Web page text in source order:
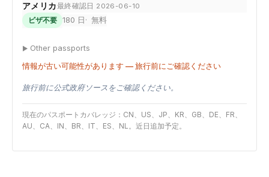
アメリカ最終確認日 2026-06-10
ビザ不要 180 日 無料
Other passports
情報が古い可能性があります — 旅行前にご確認ください
旅行前に公式政府ソースをご確認ください。
現在のパスポートカバレッジ：CN、US、JP、KR、GB、DE、FR、
AU、CA、IN、BR、IT、ES、NL。近日追加予定。